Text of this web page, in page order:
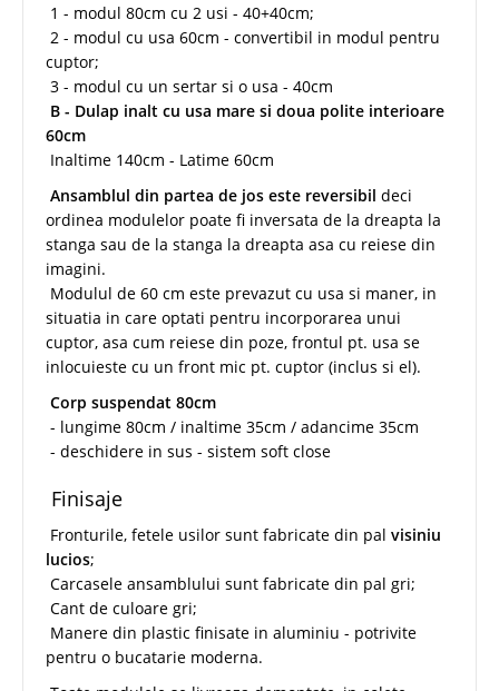
1 - modul 80cm cu 2 usi - 40+40cm;
2 - modul cu usa 60cm - convertibil in modul pentru
cuptor;
3 - modul cu un sertar si o usa - 40cm
B - Dulap inalt cu usa mare si doua polite interioare
60cm
Inaltime 140cm - Latime 60cm
Ansamblul din partea de jos este reversibil deci
ordinea modulelor poate fi inversata de la dreapta la
stanga sau de la stanga la dreapta asa cu reiese din
imagini.
Modulul de 60 cm este prevazut cu usa si maner, in
situatia in care optati pentru incorporarea unui
cuptor, asa cum reiese din poze, frontul pt. usa se
inlocuieste cu un front mic pt. cuptor (inclus si el).
Corp suspendat 80cm
- lungime 80cm / inaltime 35cm / adancime 35cm
- deschidere in sus - sistem soft close
Finisaje
Fronturile, fetele usilor sunt fabricate din pal visiniu
lucios;
Carcasele ansamblului sunt fabricate din pal gri;
Cant de culoare gri;
Manere din plastic finisate in aluminiu - potrivite
pentru o bucatarie moderna.